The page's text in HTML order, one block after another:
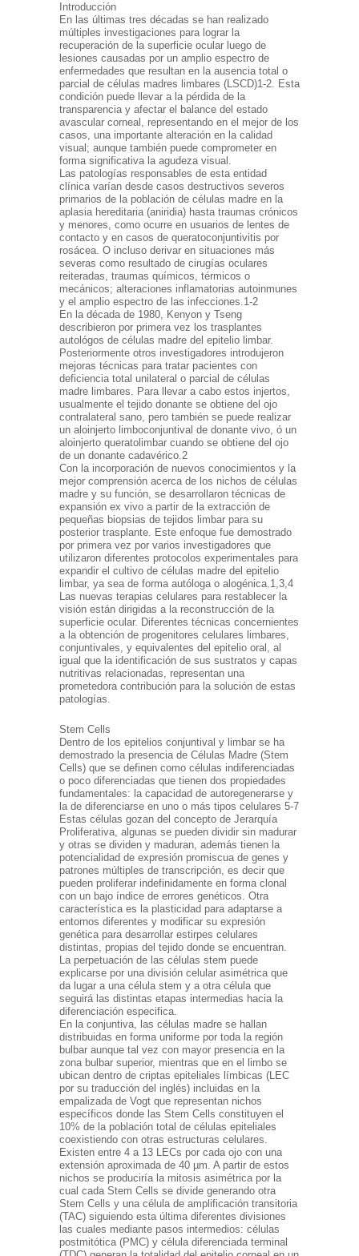
Introducción
En las últimas tres décadas se han realizado
múltiples investigaciones para lograr la
recuperación de la superficie ocular luego de
lesiones causadas por un amplio espectro de
enfermedades que resultan en la ausencia total o
parcial de células madres limbares (LSCD)1-2. Esta
condición puede llevar a la pérdida de la
transparencia y afectar el balance del estado
avascular corneal, representando en el mejor de los
casos, una importante alteración en la calidad
visual; aunque también puede comprometer en
forma significativa la agudeza visual.
Las patologías responsables de esta entidad
clínica varían desde casos destructivos severos
primarios de la población de células madre en la
aplasia hereditaria (aniridia) hasta traumas crónicos
y menores, como ocurre en usuarios de lentes de
contacto y en casos de queratoconjuntivitis por
rosácea. O incluso derivar en situaciones más
severas como resultado de cirugías oculares
reiteradas, traumas químicos, térmicos o
mecánicos; alteraciones inflamatorias autoinmunes
y el amplio espectro de las infecciones.1-2
En la década de 1980, Kenyon y Tseng
describieron por primera vez los trasplantes
autológos de células madre del epitelio limbar.
Posteriormente otros investigadores introdujeron
mejoras técnicas para tratar pacientes con
deficiencia total unilateral o parcial de células
madre limbares. Para llevar a cabo estos injertos,
usualmente el tejido donante se obtiene del ojo
contralateral sano, pero también se puede realizar
un aloinjerto limboconjuntival de donante vivo, ó un
aloinjerto queratolimbar cuando se obtiene del ojo
de un donante cadavérico.2
Con la incorporación de nuevos conocimientos y la
mejor comprensión acerca de los nichos de células
madre y su función, se desarrollaron técnicas de
expansión ex vivo a partir de la extracción de
pequeñas biopsias de tejidos limbar para su
posterior trasplante. Este enfoque fue demostrado
por primera vez por varios investigadores que
utilizaron diferentes protocolos experimentales para
expandir el cultivo de células madre del epitelio
limbar, ya sea de forma autóloga o alogénica.1,3,4
Las nuevas terapias celulares para restablecer la
visión están dirigidas a la reconstrucción de la
superficie ocular. Diferentes técnicas concernientes
a la obtención de progenitores celulares limbares,
conjuntivales, y equivalentes del epitelio oral, al
igual que la identificación de sus sustratos y capas
nutritivas relacionadas, representan una
prometedora contribución para la solución de estas
patologías.
Stem Cells
Dentro de los epitelios conjuntival y limbar se ha
demostrado la presencia de Células Madre (Stem
Cells) que se definen como células indiferenciadas
o poco diferenciadas que tienen dos propiedades
fundamentales: la capacidad de autoregenerarse y
la de diferenciarse en uno o más tipos celulares 5-7
Estas células gozan del concepto de Jerarquía
Proliferativa, algunas se pueden dividir sin madurar
y otras se dividen y maduran, además tienen la
potencialidad de expresión promiscua de genes y
patrones múltiples de transcripción, es decir que
pueden proliferar indefinidamente en forma clonal
con un bajo índice de errores genéticos. Otra
característica es la plasticidad para adaptarse a
entornos diferentes y modificar su expresión
genética para desarrollar estirpes celulares
distintas, propias del tejido donde se encuentran.
La perpetuación de las células stem puede
explicarse por una división celular asimétrica que
da lugar a una célula stem y a otra célula que
seguirá las distintas etapas intermedias hacia la
diferenciación especifica.
En la conjuntiva, las células madre se hallan
distribuidas en forma uniforme por toda la región
bulbar aunque tal vez con mayor presencia en la
zona bulbar superior, mientras que en el limbo se
ubican dentro de criptas epiteliales límbicas (LEC
por su traducción del inglés) incluidas en la
empalizada de Vogt que representan nichos
específicos donde las Stem Cells constituyen el
10% de la población total de células epiteliales
coexistiendo con otras estructuras celulares.
Existen entre 4 a 13 LECs por cada ojo con una
extensión aproximada de 40 µm. A partir de estos
nichos se produciría la mitosis asimétrica por la
cual cada Stem Cells se divide generando otra
Stem Cells y una célula de amplificación transitoria
(TAC) siguiendo esta última diferentes divisiones
las cuales mediante pasos intermedios: células
postmitótica (PMC) y célula diferenciada terminal